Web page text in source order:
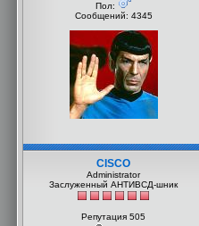
Пол:
Сообщений: 4345
CISCO
Administrator
Заслуженный АНТИВСД-шник
Репутация 505